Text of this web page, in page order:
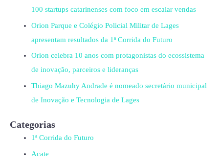
100 startups catarinenses com foco em escalar vendas
Orion Parque e Colégio Policial Militar de Lages
apresentam resultados da 1ª Corrida do Futuro
Orion celebra 10 anos com protagonistas do ecossistema
de inovação, parceiros e lideranças
Thiago Mazuhy Andrade é nomeado secretário municipal
de Inovação e Tecnologia de Lages
Categorias
1ª Corrida do Futuro
Acate